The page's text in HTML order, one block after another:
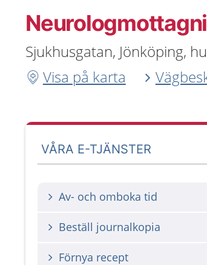
Sjukhusgatan, Jönköping,
Visa på karta
VÅRA E-TJÄNSTER
Av- och omboka tid
Beställ journalkopia
Förnya recept